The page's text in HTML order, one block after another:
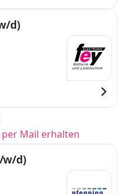
d)
Mail erhalten
w/d)